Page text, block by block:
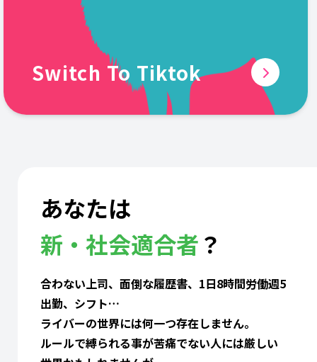
Switch To Tiktok
あなたは
新・社会適合者？
合わない上司、面倒な履歴書、1日8時間労働週5
出勤、シフト…
ライバーの世界には何一つ存在しません。
ルールで縛られる事が苦痛でない人には厳しい